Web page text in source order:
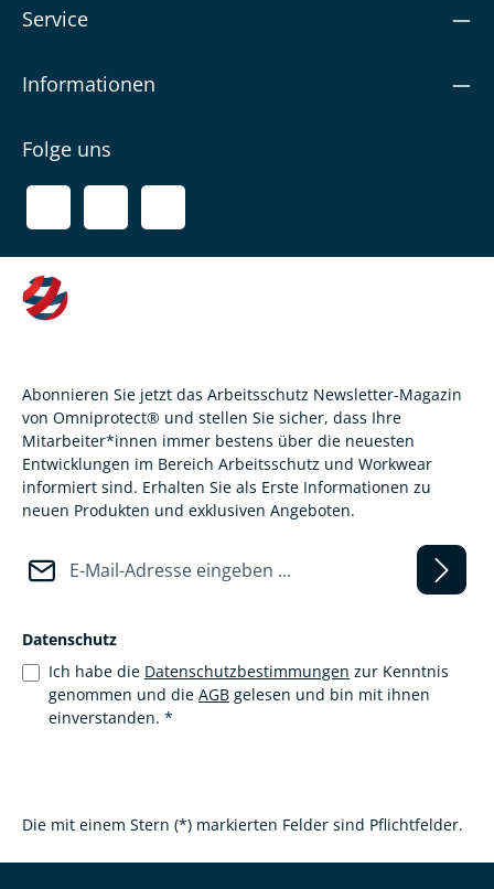
Service
Informationen
Folge uns
Abonnieren Sie jetzt das Arbeitsschutz Newsletter-Magazin
von Omniprotect® und stellen Sie sicher, dass Ihre
Mitarbeiter*innen immer bestens über die neuesten
Entwicklungen im Bereich Arbeitsschutz und Workwear
informiert sind. Erhalten Sie als Erste Informationen zu
neuen Produkten und exklusiven Angeboten.
Datenschutz
Ich habe die Datenschutzbestimmungen zur Kenntnis
genommen und die AGB gelesen und bin mit ihnen
einverstanden. *
Die mit einem Stern (*) markierten Felder sind Pflichtfelder.